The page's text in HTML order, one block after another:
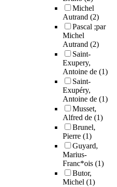
Michel
Autrand (2)
Pascal ;par
Michel
Autrand (2)
Saint-
Exupery,
Antoine de (1)
Saint-
Exupéry,
Antoine de (1)
Musset,
Alfred de (1)
Brunel,
Pierre (1)
Guyard,
Marius-
Franc*ois (1)
Butor,
Michel (1)